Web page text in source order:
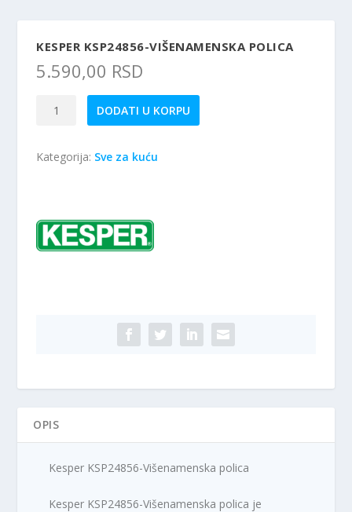
KESPER KSP24856-VIŠENAMENSKA POLICA
5.590,00 RSD
Kesper
KSP24856-
polica
DODATI U KORPU
Kategorija: Sve za kuću
OPIS
Kesper KSP24856-Višenamenska polica
Kesper KSP24856-Višenamenska polica je